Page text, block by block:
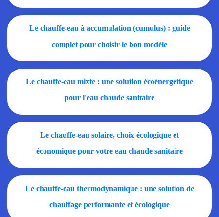
Le chauffe-eau à accumulation (cumulus) : guide
complet pour choisir le bon modèle
Le chauffe-eau mixte : une solution écoénergétique
pour l'eau chaude sanitaire
Le chauffe-eau solaire, choix écologique et
économique pour votre eau chaude sanitaire
Le chauffe-eau thermodynamique : une solution de
chauffage performante et écologique